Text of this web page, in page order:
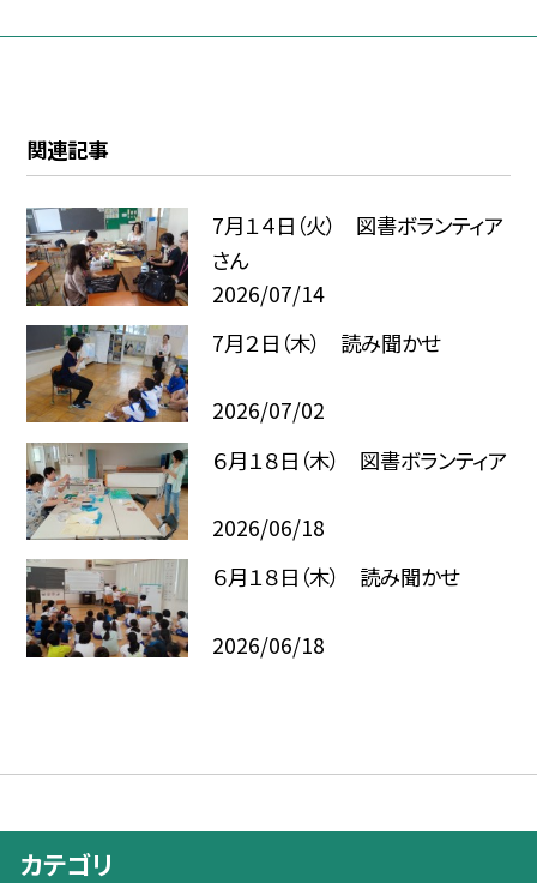
関連記事
7月１４日（火） 図書ボランティア
さん
2026/07/14
7月２日（木） 読み聞かせ
2026/07/02
６月１８日（木） 図書ボランティア
2026/06/18
６月１８日（木） 読み聞かせ
2026/06/18
カテゴリ